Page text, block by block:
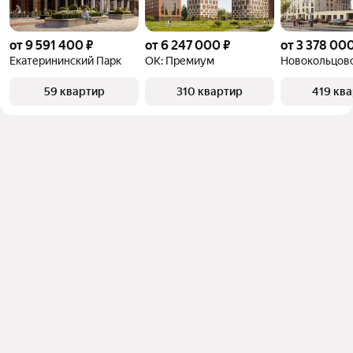
от 9 591 400 ₽
Екатерининский Парк
59 квартир
от 6 247 000 ₽
ОК: Премиум
310 квартир
от 3 378
419